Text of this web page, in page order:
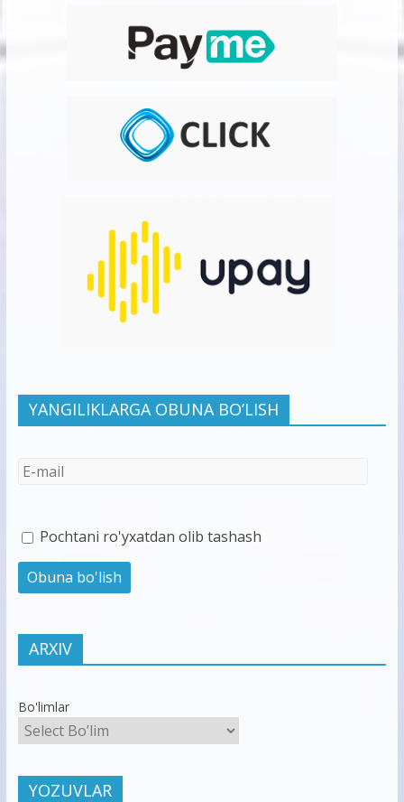
YANGILIKLARGA OBUNA BO’LISH
Pochtani ro'yxatdan olib tashash
ARXIV
Bo'limlar
YOZUVLAR